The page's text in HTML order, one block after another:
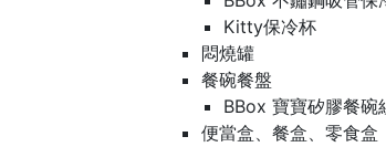
Kitty保冷杯
悶燒罐
餐碗餐盤
BBox 寶寶矽膠餐碗
便當盒、餐盒、零食盒